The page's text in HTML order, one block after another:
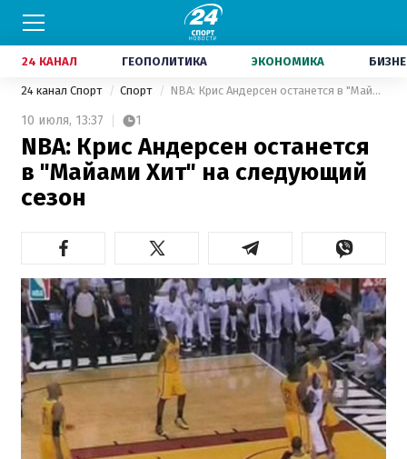
24 КАНАЛ ГЕОПОЛИТИКА ЭКОНОМИКА
24 канал Спорт Спорт NBA: Крис Андерсен останется в "Майами Хит" на следующий сезон
10 июля, 13:37 1
NBA: Крис Андерсен останется
в "Майами Хит" на следующий
сезон